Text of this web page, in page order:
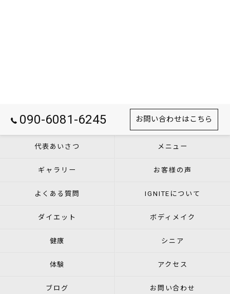
090-6081-6245 お問い合わせはこちら
代表あいさつ メニュー
ギャラリー お客様の声
よくある質問 IGNITEについて
ダイエット ボディメイク
健康 シニア
体験 アクセス
ブログ お問い合わせ